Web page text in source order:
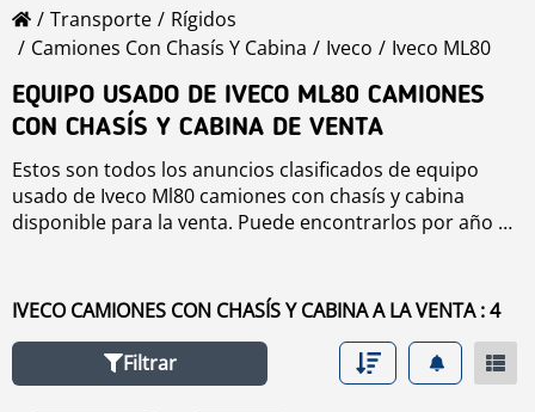
Transporte
Rígidos
Camiones Con Chasís Y Cabina
Iveco
Iveco ML80
EQUIPO USADO DE IVECO ML80 CAMIONES
CON CHASÍS Y CABINA DE VENTA
Estos son todos los anuncios clasificados de equipo
usado de Iveco Ml80 camiones con chasís y cabina
disponible para la venta. Puede encontrarlos por año de
de navegación de la parte izquierda.
IVECO CAMIONES CON CHASÍS Y CABINA A LA VENTA : 4
Filtrar